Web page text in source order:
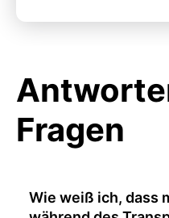
Fragen
Wie weiß ich, dass